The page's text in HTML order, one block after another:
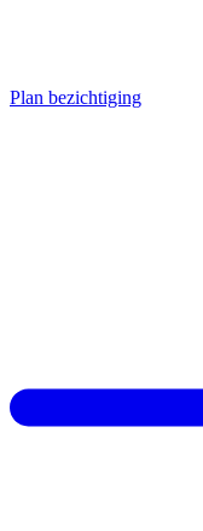
Plan bezichtiging